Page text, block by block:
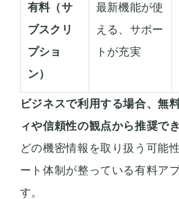
有料（サ
ブスクリ
プショ
ン）
最新機能が使
える、サポー
トが充実
ビジネスで利用する場合、無
ィや信頼性の観点から推奨で
どの機密情報を取り扱う可能
ート体制が整っている有料ア
す。